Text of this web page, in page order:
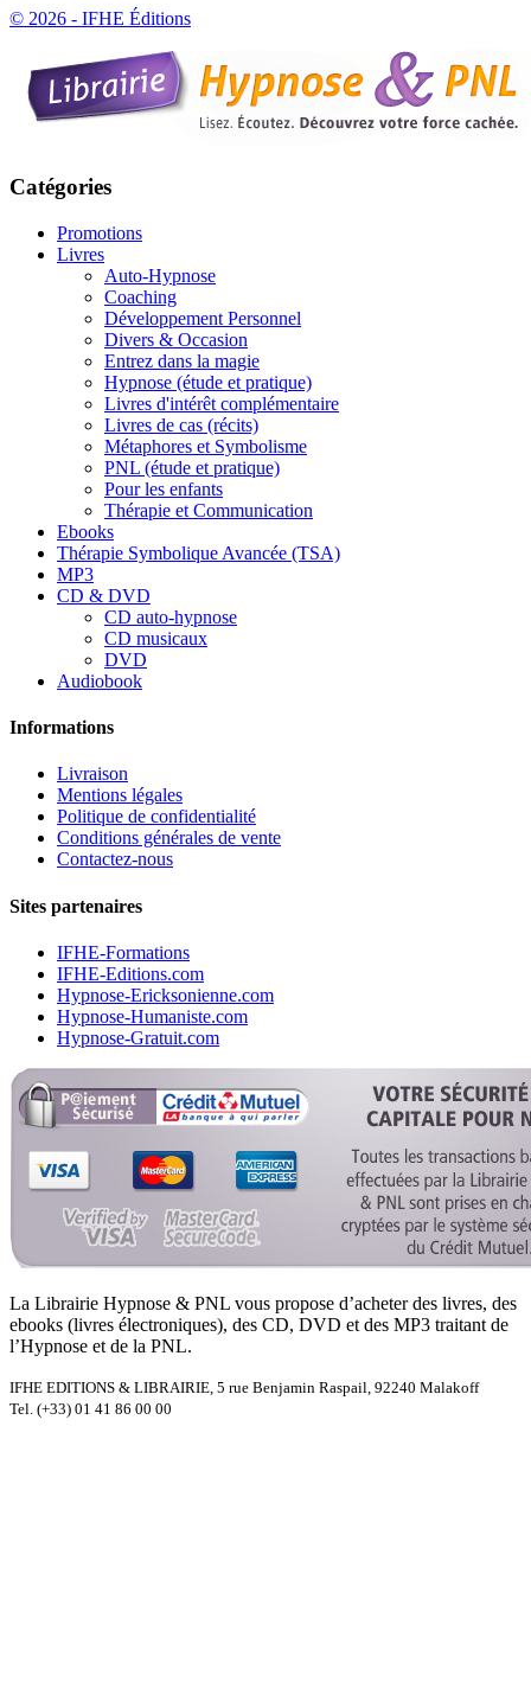
© 2026 - IFHE Éditions
Catégories
Promotions
Livres
Auto-Hypnose
Coaching
Développement Personnel
Divers & Occasion
Entrez dans la magie
Hypnose (étude et pratique)
Livres d'intérêt complémentaire
Livres de cas (récits)
Métaphores et Symbolisme
PNL (étude et pratique)
Pour les enfants
Thérapie et Communication
Ebooks
Thérapie Symbolique Avancée (TSA)
MP3
CD & DVD
CD auto-hypnose
CD musicaux
DVD
Audiobook
Informations
Livraison
Mentions légales
Politique de confidentialité
Conditions générales de vente
Contactez-nous
Sites partenaires
IFHE-Formations
IFHE-Editions.com
Hypnose-Ericksonienne.com
Hypnose-Humaniste.com
Hypnose-Gratuit.com
La Librairie Hypnose & PNL vous propose d’acheter des livres, des
ebooks (livres électroniques), des CD, DVD et des MP3 traitant de
l’Hypnose et de la PNL.
IFHE EDITIONS & LIBRAIRIE, 5 rue Benjamin Raspail, 92240 Malakoff
Tel. (+33) 01 41 86 00 00